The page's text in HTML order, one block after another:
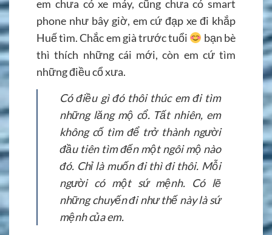
em chưa có xe máy, cũng chưa có smart
phone như bây giờ, em cứ đạp xe đi khắp
Huế tìm. Chắc em già trước tuổi
bạn bè
thì thích những cái mới, còn em cứ tìm
những điều cổ xưa.
Có điều gì đó thôi thúc em đi tìm
những lăng mộ cổ. Tất nhiên, em
không cố tìm để trở thành người
đầu tiên tìm đến một ngôi mộ nào
đó. Chỉ là muốn đi thì đi thôi. Mỗi
người có một sứ mệnh. Có lẽ
những chuyến đi như thế này là sứ
mệnh của em.